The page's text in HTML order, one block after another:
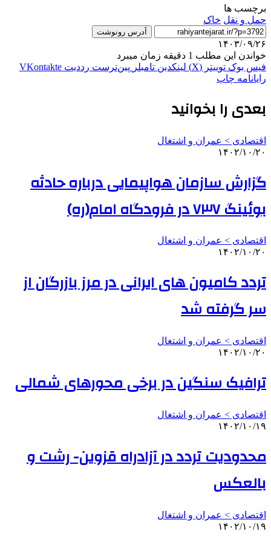
برچسب ها
حمل و نقل خاک
آدرس رونوشت
۱۴۰۳/۰۹/۲۶
خواندن این مطلب 1 دقیقه زمان میبرد
فیس بوک توییتر (X) لینکدین ‫تامبلر ‫پین‌ترست ‫رددیت ‫VKontakte
رایانامه چاپ
بعدی را بخوانید
اقتصادی > عمران و اشتغال
۱۴۰۲/۱۰/۲۰
گزارش سازمان هواپیمایی درباره حادثه
بوئینگ ۷۳۷ در فرودگاه امام(ره)
اقتصادی > عمران و اشتغال
۱۴۰۲/۱۰/۲۰
تردد کامیون های ایرانی در مرز بازرگان از
سر گرفته شد
اقتصادی > عمران و اشتغال
۱۴۰۲/۱۰/۲۰
ترافیک سنگین در برخی محورهای شمالی
اقتصادی > عمران و اشتغال
۱۴۰۲/۱۰/۱۹
محدودیت تردد در آزادراه قزوین- رشت و
بالعکس
اقتصادی > عمران و اشتغال
۱۴۰۲/۱۰/۱۹